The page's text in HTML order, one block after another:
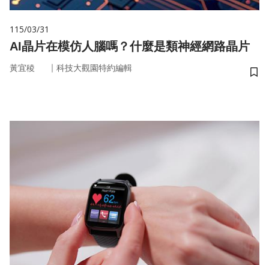
115/03/31
AI晶片在模仿人腦嗎？什麼是類神經網路晶片
黃宜稜 ｜ 科技大觀園特約編輯
儲